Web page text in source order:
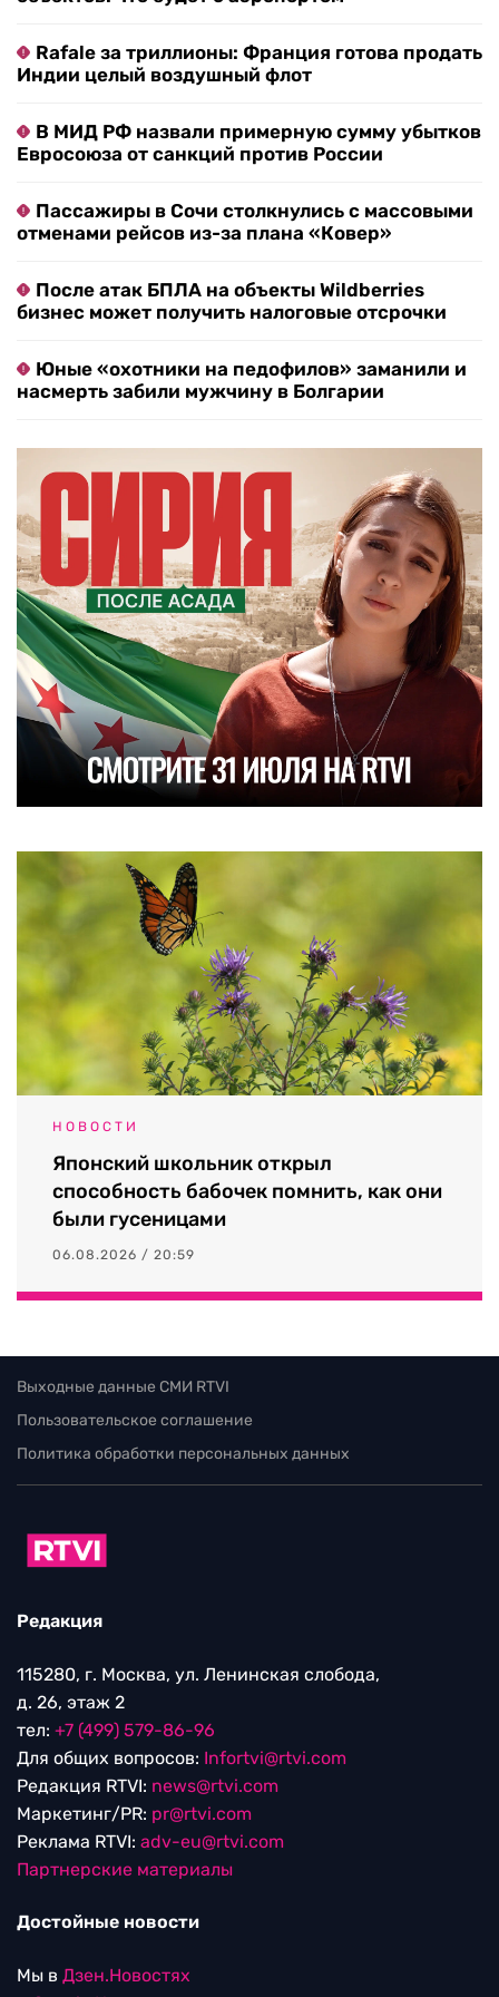
Rafale за триллионы: Франция готова продать
Индии целый воздушный флот
В МИД РФ назвали примерную сумму убытков
Евросоюза от санкций против России
Пассажиры в Сочи столкнулись с массовыми
отменами рейсов из-за плана «Ковер»
После атак БПЛА на объекты Wildberries
бизнес может получить налоговые отсрочки
Юные «охотники на педофилов» заманили и
насмерть забили мужчину в Болгарии
НОВОСТИ
Японский школьник открыл
способность бабочек помнить, как они
были гусеницами
06.08.2026 / 20:59
Выходные данные СМИ RTVI
Пользовательское соглашение
Политика обработки персональных данных
Редакция
115280, г. Москва, ул. Ленинская слобода,
д. 26, этаж 2
тел: +7 (499) 579-86-96
Для общих вопросов: Infortvi@rtvi.com
Редакция RTVI: news@rtvi.com
Маркетинг/PR: pr@rtvi.com
Реклама RTVI: adv-eu@rtvi.com
Партнерские материалы
Достойные новости
Мы в Дзен.Новостях